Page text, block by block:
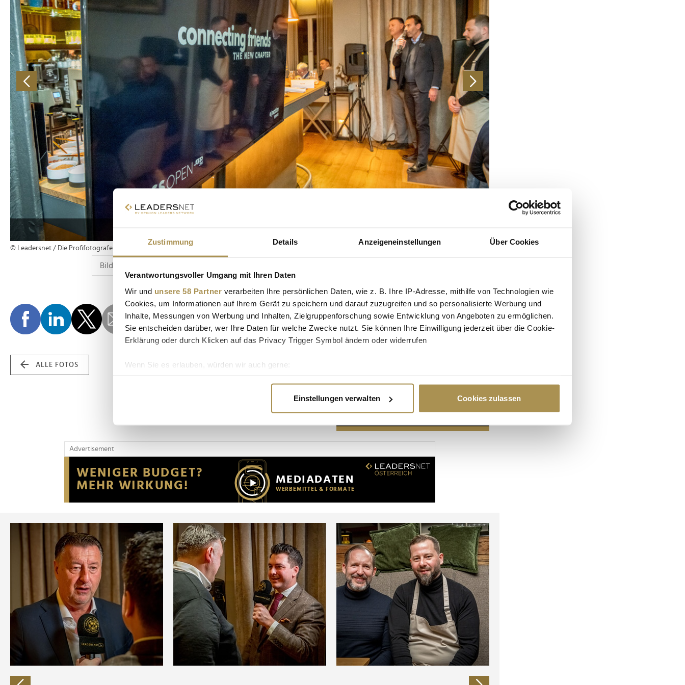
Zustimmung Details Anzeigeneinstellungen Über Cookies
Verantwortungsvoller Umgang mit Ihren Daten
Wir und unsere 58 Partner verarbeiten Ihre persönlichen Daten, wie z. B. Ihre IP-Adresse, mithilfe von Technologien wie
Cookies, um Informationen auf Ihrem Gerät zu speichern und darauf zuzugreifen und so personalisierte Werbung und
Inhalte, Messungen von Werbung und Inhalten, Zielgruppenforschung sowie Entwicklung von Angeboten zu ermöglichen.
Sie entscheiden darüber, wer Ihre Daten für welche Zwecke nutzt. Sie können Ihre Einwilligung jederzeit über die Cookie-
Erklärung oder durch Klicken auf das Privacy Trigger Symbol ändern oder widerrufen
Wenn Sie es erlauben, würden wir auch gerne:
Erfahren Sie mehr darüber, wie Ihre persönlichen Daten verarbeitet werden, und legen Sie Ihre Präferenzen im
Wir verwenden Cookies, um Inhalte und Anzeigen zu personalisieren, Funktionen für soziale Medien anbieten zu können
Website an unsere Partner für soziale Medien, Werbung und Analysen weiter. Unsere Partner führen diese Informationen
möglicherweise mit weiteren Daten zusammen, die Sie ihnen bereitgestellt haben oder die sie im Rahmen Ihrer Nutzung
der Dienste gesammelt haben.
Einstellungen verwalten Cookies zulassen
© Leadersnet / Die Profifotografen
ALLE FOTOS
Advertisement
Advertisement